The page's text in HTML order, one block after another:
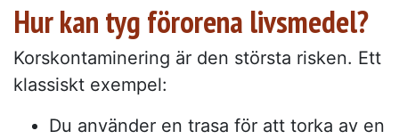
Hur kan tyg förorena livsmedel?
Korskontaminering är den största risken. Ett
klassiskt exempel:
Du använder en trasa för att torka av en